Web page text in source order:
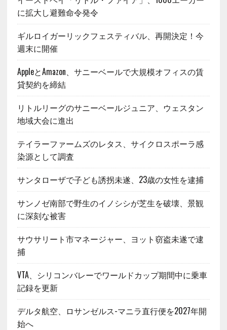
に拡大し避難命令発令
ギルロイガーリックフェスティバル、再開決定！今
週末に開催
AppleとAmazon、サニーベールで大規模オフィスの賃
貸契約を締結
リトルリーグのサニーベールジュニア、ウェスタン
地域大会に進出
テイラーファームズのレタス、サイクロスポーラ感
染源として調査
サンタローザで子ども誘拐未遂、23歳の女性を逮捕
サンノゼ南部で野生のイノシシが芝生を破壊、景観
に深刻な被害
サウサリート市マネージャー、ヨット窃盗未遂で逮
捕
VTA、シリコンバレーでワールドカップ期間中に乗車
記録を更新
デルタ航空、ロサンゼルス-マニラ直行便を2027年開
始へ